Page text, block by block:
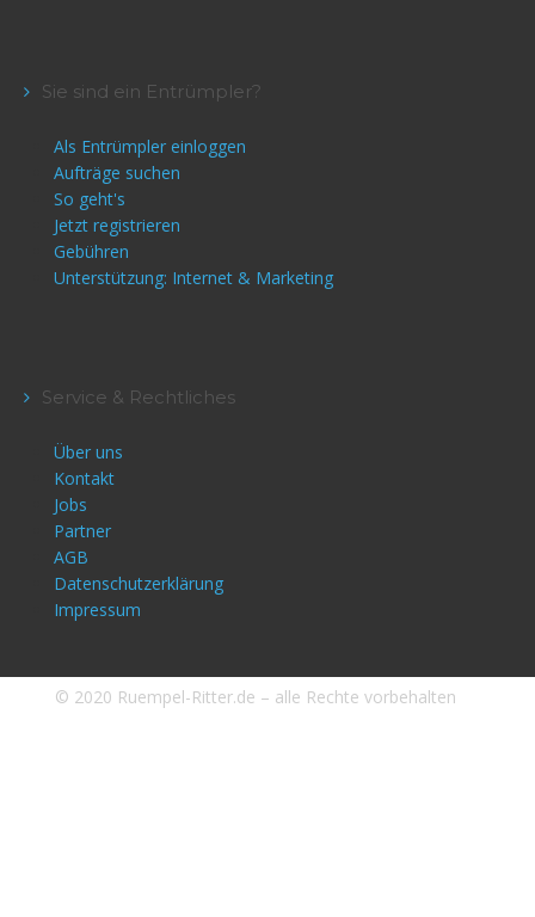
Sie sind ein Entrümpler?
Als Entrümpler einloggen
Aufträge suchen
So geht's
Jetzt registrieren
Gebühren
Unterstützung: Internet & Marketing
Service & Rechtliches
Über uns
Kontakt
Jobs
Partner
AGB
Datenschutzerklärung
Impressum
© 2020 Ruempel-Ritter.de – alle Rechte vorbehalten